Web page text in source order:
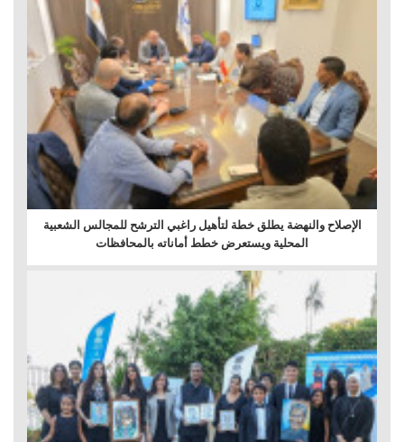
الإصلاح والنهضة يطلق خطة لتأهيل راغبي الترشح للمجالس الشعبية
المحلية ويستعرض خطط أماناته بالمحافظات